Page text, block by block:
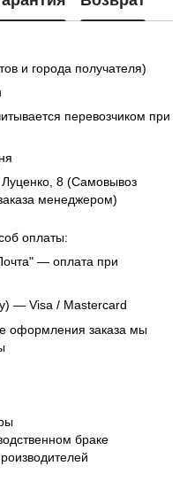
и города получателя)
перевозчиком при
Луценко, 8 (Самовывоз
менеджером)
оплаты:
— оплата при
— Visa / Mastercard
оформления заказа мы
браке